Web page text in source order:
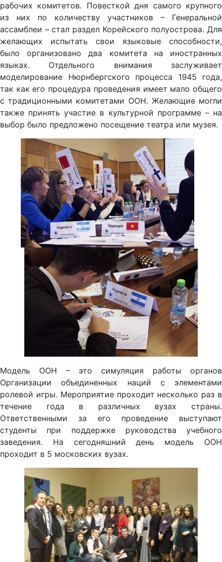
рабочих комитетов. Повесткой дня самого крупного
из них по количеству участников – Генеральной
ассамблеи – стал раздел Корейского полуострова. Для
желающих испытать свои языковые способности,
было организовано два комитета на иностранных
языках. Отдельного внимания заслуживает
моделирование Нюрнбергского процесса 1945 года,
так как его процедура проведения имеет мало общего
с традиционными комитетами ООН. Желающие могли
также принять участие в культурной программе – на
выбор было предложено посещение театра или музея.
Модель ООН – это симуляция работы органов
Организации объединенных наций с элементами
ролевой игры. Мероприятие проходит несколько раз в
течение года в различных вузах страны.
Ответственными за его проведение выступают
студенты при поддержке руководства учебного
заведения. На сегодняшний день модель ООН
проходит в 5 московских вузах.